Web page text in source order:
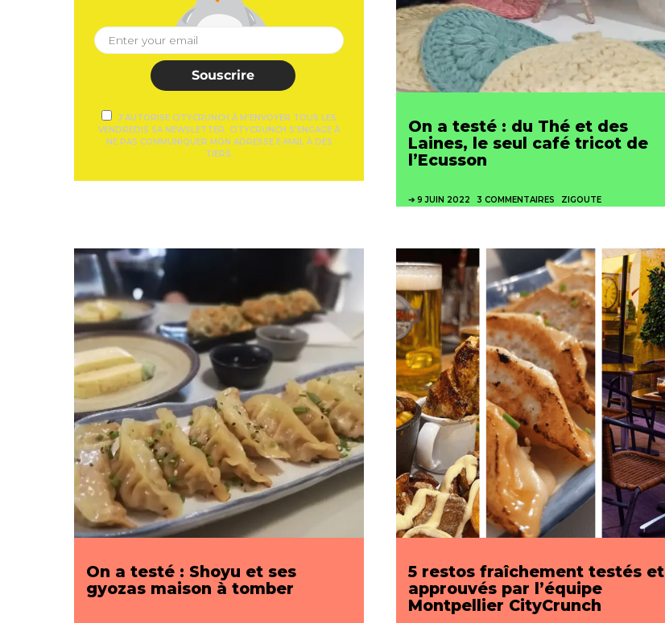
Souscrire
J'AUTORISE CITYCRUNCH À M'ENVOYER TOUS LES
VENDREDIS SA NEWSLETTER. CITYCRUNCH S'ENGAGE À
NE PAS COMMUNIQUER MON ADRESSE E-MAIL À DES
TIERS.
On a testé : du Thé et des
Laines, le seul café tricot de
l’Ecusson
9 JUIN 2022 3 COMMENTAIRES ZIGOUTE
On a testé : Shoyu et ses
gyozas maison à tomber
5 restos fraîchement testés et
approuvés par l’équipe
Montpellier CityCrunch